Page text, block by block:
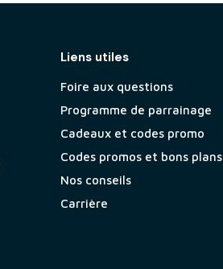
Liens utiles
Foire aux questions
Programme de parrainage
Cadeaux et codes promo
Codes promos et bons plans
Nos conseils
Carrière